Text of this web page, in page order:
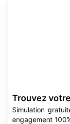
Trouvez
Simulation
engagement